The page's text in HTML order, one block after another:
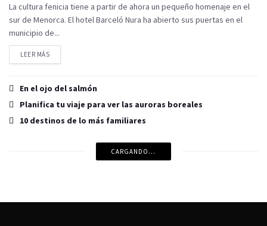
La cultura fenicia tiene a partir de ahora un pequeño homenaje en el
sur de Menorca. El hotel Barceló Nura ha abierto sus puertas en el
municipio de...
LEER MÁS
En el ojo del salmón
Planifica tu viaje para ver las auroras boreales
10 destinos de lo más familiares
CARGANDO...